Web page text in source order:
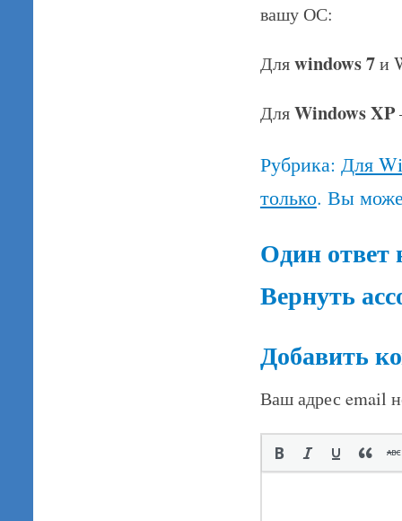
вашу ОС:
Дляwindows 7и
ДляWindows XP
Рубрика: Для
только. Вы
Один
Вернуть
Добавить
Ваш адрес email